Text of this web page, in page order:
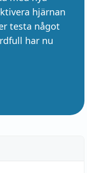
hjärnan
testa något
har nu